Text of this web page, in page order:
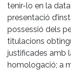
tenir-lo en la
presentació
possessió dels
titulacions
justificades amb
homologació; a